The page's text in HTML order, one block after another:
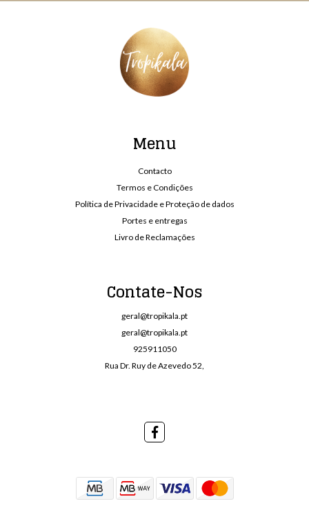
Menu
Contacto
Termos e Condições
Política de Privacidade e Proteção de dados
Portes e entregas
Livro de Reclamações
Contate-Nos
geral@tropikala.pt
geral@tropikala.pt
925911050
Rua Dr. Ruy de Azevedo 52,